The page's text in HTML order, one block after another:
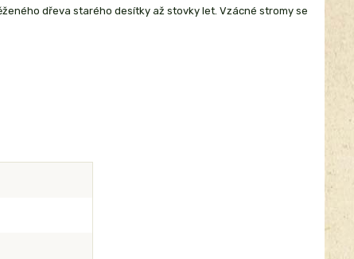
dřeva starého desítky až stovky let. Vzácné stromy se